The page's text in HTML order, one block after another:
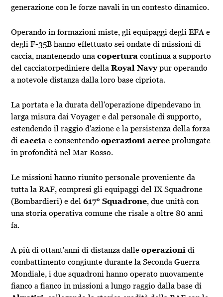
generazione con le forze navali in un contesto dinamico.
Operando in formazioni miste, gli equipaggi degli EFA e
degli F-35B hanno effettuato sei ondate di missioni di
caccia, mantenendo unacopertura continua a supporto
del cacciatorpediniere dellaRoyal Navypur operando
a notevole distanza dalla loro base cipriota.
La portata e la durata dell'operazione dipendevano in
larga misura dai Voyager e dal personale di supporto,
estendendo il raggio d'azione e la persistenza della forza
dicacciae consentendooperazioni aeree prolungate
in profondità nel Mar Rosso.
Le missioni hanno riunito personale proveniente da
tutta la RAF, compresi gli equipaggi del IX Squadrone
(Bombardieri) e del617° Squadrone, due unità con
una storia operativa comune che risale a oltre 80 anni
fa.
A più di ottant'anni di distanza dalle operazioni di
combattimento congiunte durante la Seconda Guerra
Mondiale, i due squadroni hanno operato nuovamente
fianco a fianco in missioni a lungo raggio dalla base di